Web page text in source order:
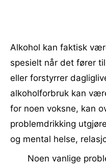
Alkohol kan faktisk
spesielt når det fører
eller forstyrrer
alkoholforbruk kan
for noen voksne, kan
problemdrikking
og mental helse,
Noen vanlige